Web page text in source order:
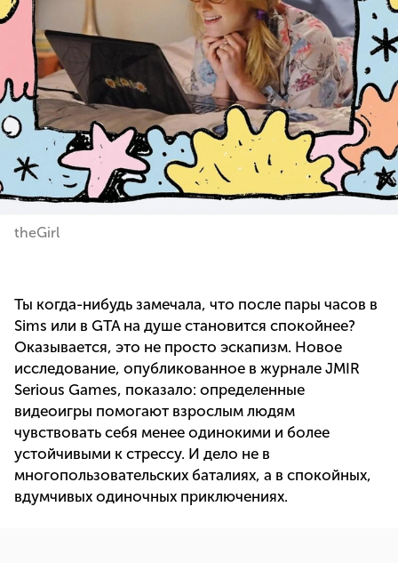
theGirl
Ты когда-нибудь замечала, что после пары часов в
Sims или в GTA на душе становится спокойнее?
Оказывается, это не просто эскапизм. Новое
исследование, опубликованное в журнале JMIR
Serious Games, показало: определенные
видеоигры помогают взрослым людям
чувствовать себя менее одинокими и более
устойчивыми к стрессу. И дело не в
многопользовательских баталиях, а в спокойных,
вдумчивых одиночных приключениях.